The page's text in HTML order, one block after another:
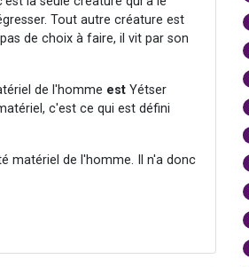
Tout autre créature est
de choix à faire, il vit par son
de l'homme est Yétser
c'est ce qui est défini
matériel de l'homme. Il n'a donc